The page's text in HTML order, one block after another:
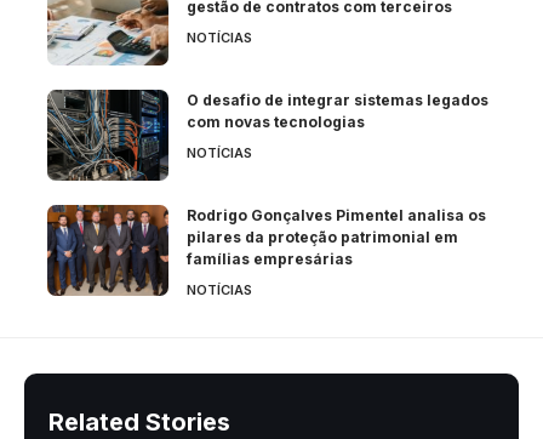
gestão de contratos com terceiros
NOTÍCIAS
O desafio de integrar sistemas legados
com novas tecnologias
NOTÍCIAS
Rodrigo Gonçalves Pimentel analisa os
pilares da proteção patrimonial em
famílias empresárias
NOTÍCIAS
Related Stories